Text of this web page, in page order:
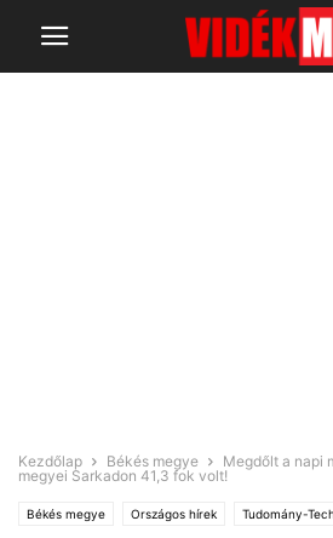
Kezdőlap Békés megye
Megdőlt a napi
megyei Sarkadon 41,3 fok volt!
Békés megye Országos hírek Tudomány-